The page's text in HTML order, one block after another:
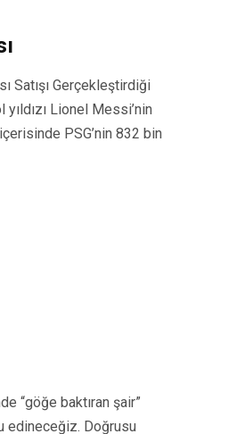
Satışı Gerçekleştirdiği
Lionel Messi’nin
PSG’nin 832 bin
“göğe baktıran şair”
edineceğiz. Doğrusu